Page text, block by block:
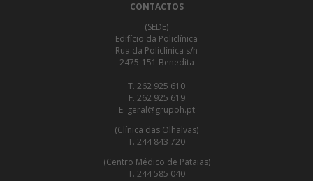
CONTACTOS
(SEDE)
Edifício da Policlínica
Rua da Policlínica s/n
2475-151 Benedita
T. 262 925 610
F. 262 925 619
E. geral@grupoh.pt
(Clínica das Olhalvas)
T. 244 843 720
(Centro Médico de Pataias)
T. 244 585 040